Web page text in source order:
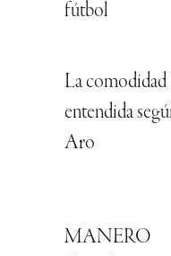
fútbol
La comodidad
entendida
Aro
MANERO